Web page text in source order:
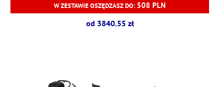
W ZESTAWIE OSZĘDZASZ DO: 508 PLN
od 3840.55 zł